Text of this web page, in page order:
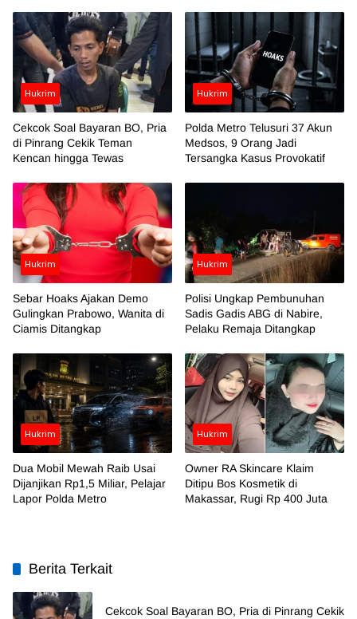
Hukrim
Cekcok Soal Bayaran BO, Pria
di Pinrang Cekik Teman
Kencan hingga Tewas
Hukrim
Polda Metro Telusuri 37 Akun
Medsos, 9 Orang Jadi
Tersangka Kasus Provokatif
Hukrim
Sebar Hoaks Ajakan Demo
Gulingkan Prabowo, Wanita di
Ciamis Ditangkap
Hukrim
Polisi Ungkap Pembunuhan
Sadis Gadis ABG di Nabire,
Pelaku Remaja Ditangkap
Hukrim
Dua Mobil Mewah Raib Usai
Dijanjikan Rp1,5 Miliar, Pelajar
Lapor Polda Metro
Hukrim
Owner RA Skincare Klaim
Ditipu Bos Kosmetik di
Makassar, Rugi Rp 400 Juta
Berita Terkait
Cekcok Soal Bayaran BO, Pria di Pinrang Cekik